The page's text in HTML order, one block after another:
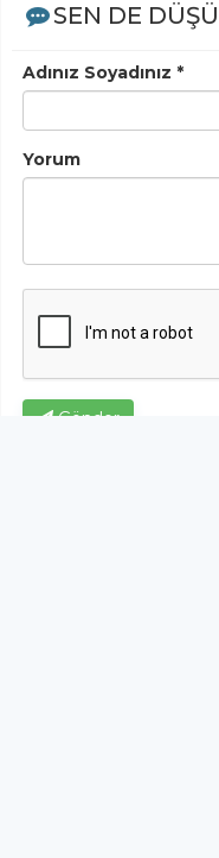
SEN DE
Adınız Soyadınız *
Yorum
Gönder